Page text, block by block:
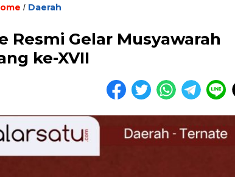
/ Daerah
Resmi Gelar Musyawarah
ke-XVII